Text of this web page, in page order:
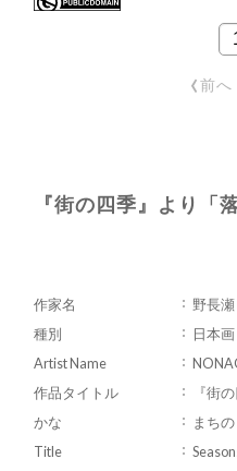
‹前へ
『街の四季』より「
作家名
野長
種別
日本画
Artist Name
作品タイトル
『街
かな
まち
Title